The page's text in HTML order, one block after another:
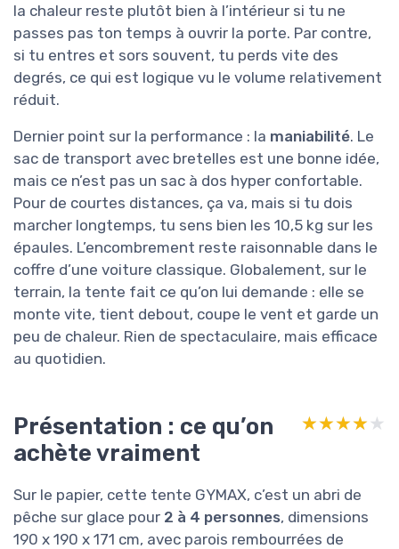
la chaleur reste plutôt bien à l’intérieur si tu ne
passes pas ton temps à ouvrir la porte. Par contre,
si tu entres et sors souvent, tu perds vite des
degrés, ce qui est logique vu le volume relativement
réduit.
Dernier point sur la performance : la maniabilité. Le
sac de transport avec bretelles est une bonne idée,
mais ce n’est pas un sac à dos hyper confortable.
Pour de courtes distances, ça va, mais si tu dois
marcher longtemps, tu sens bien les 10,5 kg sur les
épaules. L’encombrement reste raisonnable dans le
coffre d’une voiture classique. Globalement, sur le
terrain, la tente fait ce qu’on lui demande : elle se
monte vite, tient debout, coupe le vent et garde un
peu de chaleur. Rien de spectaculaire, mais efficace
au quotidien.
Présentation : ce qu’on
achète vraiment
★★★★★
★★★★★
Sur le papier, cette tente GYMAX, c’est un abri de
pêche sur glace pour 2 à 4 personnes, dimensions
190 x 190 x 171 cm, avec parois rembourrées de